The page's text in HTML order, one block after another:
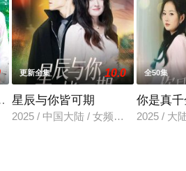
体
更新全集 10.0
星辰与你皆可期
2025 / 中国大陆 / 女频恋爱
全50集
你是真
2025 / 大